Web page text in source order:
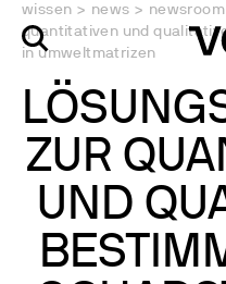
wissen > news > newsroom
quantitativen und
in umweltmatrizen
ZUR
UND